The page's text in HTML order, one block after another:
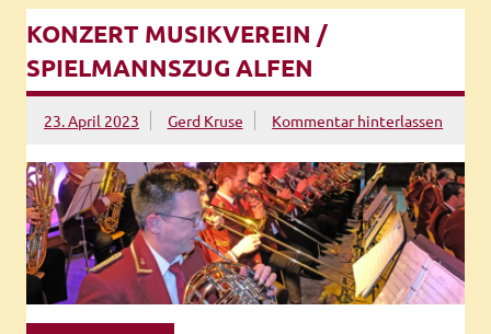
KONZERT MUSIKVEREIN /
SPIELMANNSZUG ALFEN
23. April 2023 Gerd Kruse Kommentar hinterlassen